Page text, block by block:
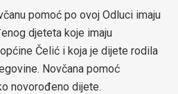
pomoć po ovoj Odluci imaju
djeteta koje imaju
Čelić i koja je dijete rodila
Novčana pomoć
novorođeno dijete.